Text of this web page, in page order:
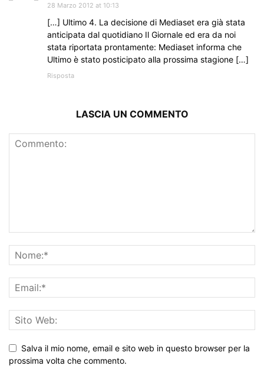
28 Marzo 2012 at 10:13
[…] Ultimo 4. La decisione di Mediaset era già stata
anticipata dal quotidiano Il Giornale ed era da noi
stata riportata prontamente: Mediaset informa che
Ultimo è stato posticipato alla prossima stagione […]
Risposta
LASCIA UN COMMENTO
Salva il mio nome, email e sito web in questo browser per la
prossima volta che commento.